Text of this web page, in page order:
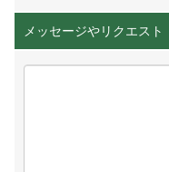
メッセージやリクエスト